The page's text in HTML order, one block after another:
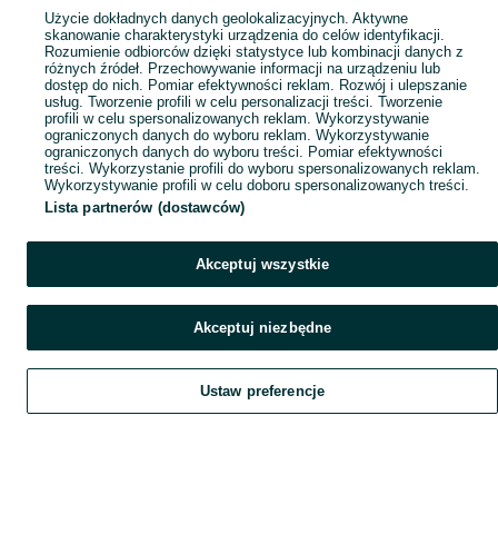
Popularne wyszukiwania
Szukaj Obserwujesz Dodaj Czat Konto
Użycie dokładnych danych geolokalizacyjnych. Aktywne
skanowanie charakterystyki urządzenia do celów identyfikacji.
Rozumienie odbiorców dzięki statystyce lub kombinacji danych z
różnych źródeł. Przechowywanie informacji na urządzeniu lub
dostęp do nich. Pomiar efektywności reklam. Rozwój i ulepszanie
usług. Tworzenie profili w celu personalizacji treści. Tworzenie
profili w celu spersonalizowanych reklam. Wykorzystywanie
ograniczonych danych do wyboru reklam. Wykorzystywanie
ograniczonych danych do wyboru treści. Pomiar efektywności
treści. Wykorzystanie profili do wyboru spersonalizowanych reklam.
Wykorzystywanie profili w celu doboru spersonalizowanych treści.
Lista partnerów (dostawców)
Akceptuj wszystkie
Akceptuj niezbędne
Ustaw preferencje